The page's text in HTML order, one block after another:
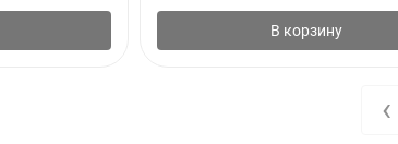
В корзину
‹